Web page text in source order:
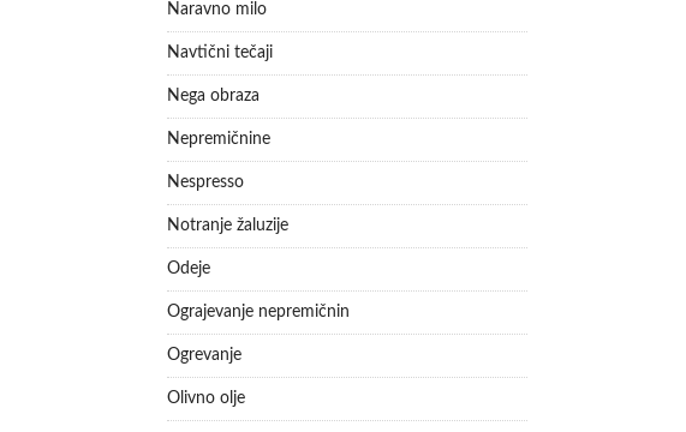
Naravno milo
Navtični tečaji
Nega obraza
Nepremičnine
Nespresso
Notranje žaluzije
Odeje
Ograjevanje nepremičnin
Ogrevanje
Olivno olje